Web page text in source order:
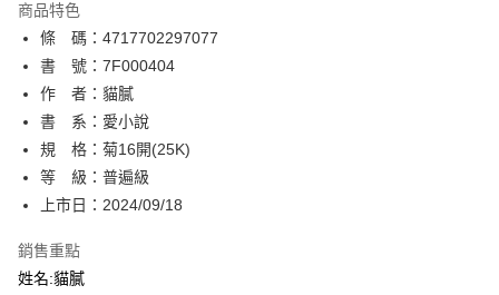
相關說明
【關於「AFTEE先享後付」】
AFTEE先享後付是「在收到商品之後才付款」的支付方式。 讓您購物簡單
便利好安心！
１．簡單：不需註冊會員、不需綁卡、不需儲值。
２．便利：只要手機號碼，簡訊認證，即可結帳。
３．安心：先確認商品／服務後，再付款。
【「AFTEE先享後付」結帳流程】
１．於結帳方式選擇「AFTEE先享後付」後，將跳轉至「AFTEE先享後付」
２．訂單成立數日內，您將收到繳費通知簡訊。
ATM／網路銀行／等多元方式進行付款，方視為交易完成。
ATM付款
運送方式
全家取貨付款
每筆NT$80，滿NT$500(含以上)免運費
每筆NT$80，滿NT$500(含以上)免運費
商品特色
條 碼：4717702297077
書 號：7F000404
作 者：貓膩
書 系：愛小說
規 格：菊16開(25K)
等 級：普遍級
上市日：2024/09/18
銷售重點
姓名:貓膩